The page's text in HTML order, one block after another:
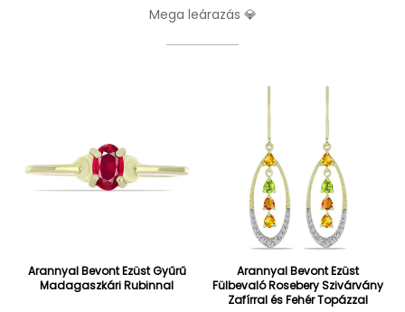
Mega leárazás 💎
Arannyal Bevont Ezüst Gyűrű
Madagaszkári Rubinnal
Arannyal Bevont Ezüst
Fülbevaló Rosebery Szivárvány
Zafírral és Fehér Topázzal